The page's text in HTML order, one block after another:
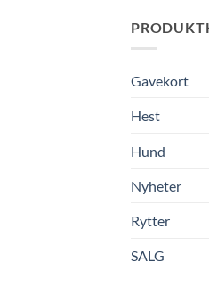
Gavekort
Hest
Hund
Nyheter
Rytter
SALG